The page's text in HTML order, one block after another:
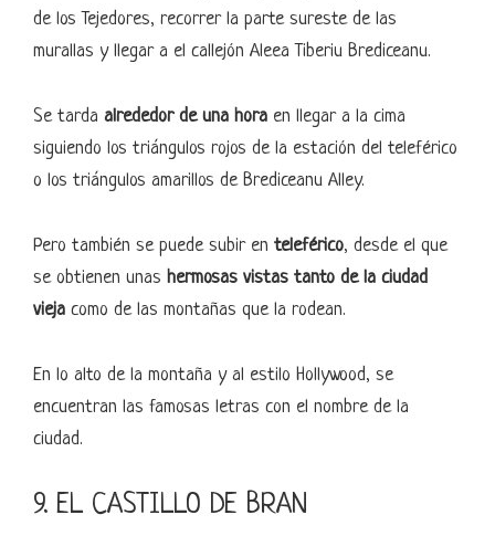
de los Tejedores, recorrer la parte sureste de las
murallas y llegar a el callejón Aleea Tiberiu Brediceanu.
Se tarda alrededor de una hora en llegar a la cima
siguiendo los triángulos rojos de la estación del teleférico
o los triángulos amarillos de Brediceanu Alley.
Pero también se puede subir en teleférico, desde el que
se obtienen unas hermosas vistas tanto de la ciudad
vieja como de las montañas que la rodean.
En lo alto de la montaña y al estilo Hollywood, se
encuentran las famosas letras con el nombre de la
ciudad.
9. EL CASTILLO DE BRAN